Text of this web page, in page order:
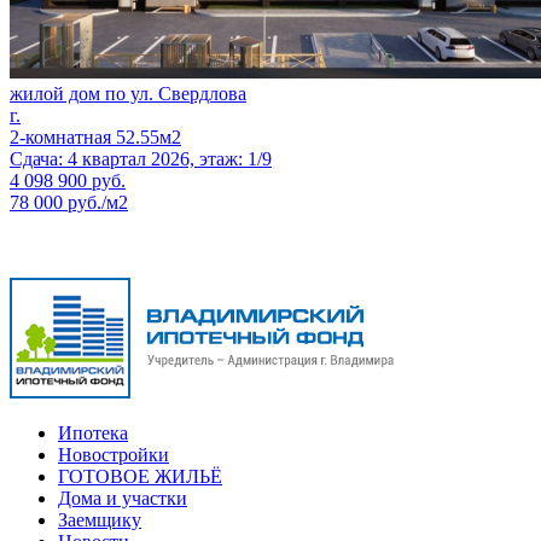
жилой дом по ул. Свердлова
г.
2-комнатная 52.55м2
Сдача: 4 квартал 2026, этаж: 1/9
4 098 900 руб.
78 000 руб./м2
Ипотека
Новостройки
ГОТОВОЕ ЖИЛЬЁ
Дома и участки
Заемщику